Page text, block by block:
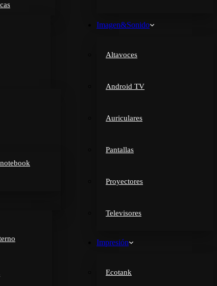
Imagen&Sonido
Altavoces
Android TV
Auriculares
Pantallas
Proyectores
Televisores
Impresión
Ecotank